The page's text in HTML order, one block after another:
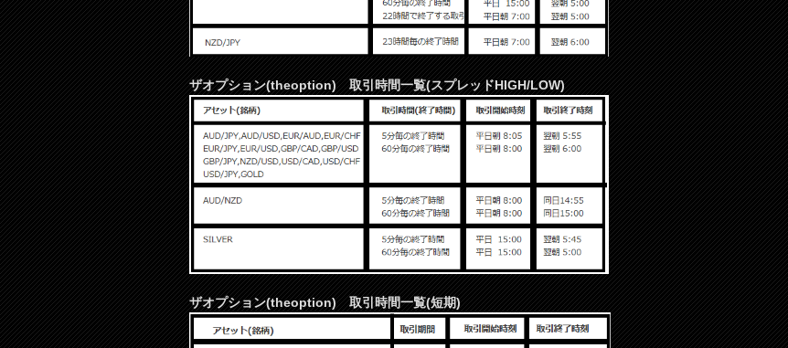
ザオプション(theoption) 取引時間一覧(スプレッドHIGH/LOW)
ザオプション(theoption) 取引時間一覧(短期)